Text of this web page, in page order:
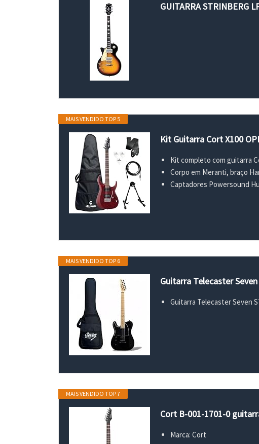
GUITARRA STRINBERG
MAIS VENDIDO TOP 5
Kit Guitarra Cort X100
Kit completo com guitarra
Corpo em Meranti, braço
Captadores Powersound
MAIS VENDIDO TOP 6
Guitarra Telecaster
Guitarra Telecaster Seven
MAIS VENDIDO TOP 7
Cort B-001-1701-0
Marca: Cort